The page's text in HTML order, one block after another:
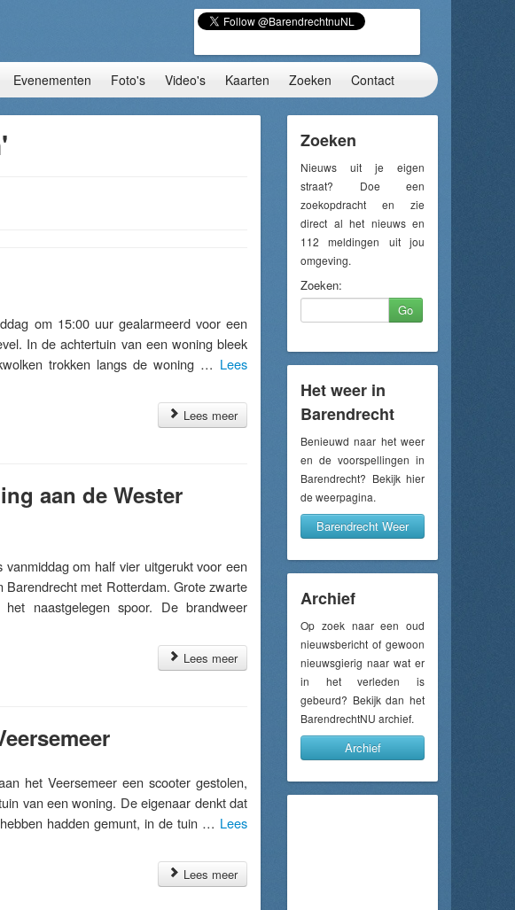
Evenementen Foto's Video's Kaarten Zoeken Contact
om 15:00 uur gealarmeerd voor een
In de achtertuin van een woning bleek
trokken langs de woning … Lees
Lees meer
aan de Wester
om half vier uitgerukt voor een
met Rotterdam. Grote zwarte
naastgelegen spoor. De brandweer
Lees meer
het Veersemeer een scooter gestolen,
van een woning. De eigenaar denkt dat
hadden gemunt, in de tuin … Lees
Lees meer
Zoeken
Nieuws uit je eigen
straat? Doe een
zoekopdracht en zie
direct al het nieuws en
112 meldingen uit jou
omgeving.
Zoeken:
Go
Het weer in
Barendrecht
Benieuwd naar het weer
en de voorspellingen in
Barendrecht? Bekijk hier
de weerpagina.
Barendrecht Weer
Archief
Op zoek naar een oud
nieuwsbericht of gewoon
nieuwsgierig naar wat er
in het verleden is
gebeurd? Bekijk dan het
BarendrechtNU archief.
Archief